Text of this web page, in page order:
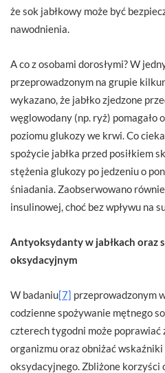
że sok jabłkowy może być
nawodnienia.
A co z osobami dorosłymi? W
przeprowadzonym na grupie
wykazano, że jabłko zjedzone
węglowodany (np. ryż) pomagało
poziomu glukozy we krwi. Co
spożycie jabłka przed posiłkiem
stężenia glukozy po jedzeniu o
śniadania. Zaobserwowano
insulinowej, choć bez wpływu na
Antyoksydanty w jabłkach oraz
oksydacyjnym
W badaniu[7] przeprowadzonym
codzienne spożywanie mętnego
czterech tygodni może
organizmu oraz obniżać
oksydacyjnego. Zbliżone korzyści